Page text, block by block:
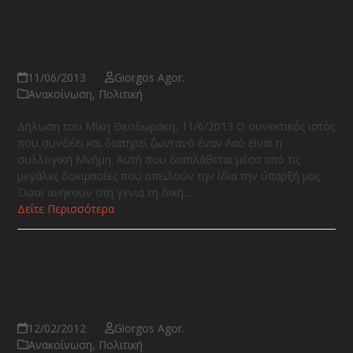
11/06/2013
Giorgos Agor.
Ανακοίνωση, Πολιτική
Δήλωση του Μίκη Θεοδωράκη, 11/6/2013 Ο συνεκτικός ιστός
που συνδέει και διατηρεί ζωντανό έναν Λαό είναι η
συλλογική Μνήμη. Αυτή που διαπλάθεται μέσα από τις
μεγάλες δοκιμασίες που απειλούν την ίδια την ύπαρξή μας.
Όσοι ανήκουν στη γενιά τη δική…
Δείτε Περισσότερα
12/02/2012
Giorgos Agor.
Ανακοίνωση, Πολιτική